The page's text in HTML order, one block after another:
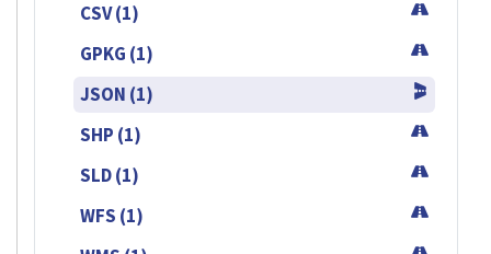
CSV (1)
GPKG (1)
JSON (1)
SHP (1)
SLD (1)
WFS (1)